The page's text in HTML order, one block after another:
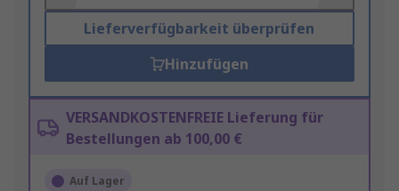
Lieferverfügbarkeit überprüfen
Hinzufügen
VERSANDKOSTENFREIE Lieferung für
Bestellungen ab 100,00 €
Auf Lager